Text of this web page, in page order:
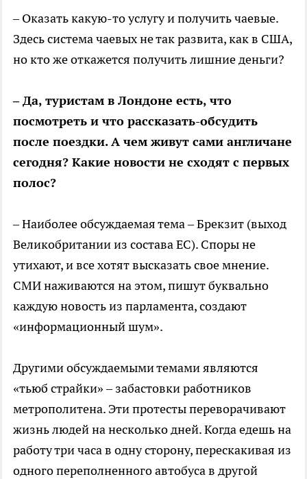
– Оказать какую-то услугу и получить чаевые.
Здесь система чаевых не так развита, как в США,
но кто же откажется получить лишние деньги?
– Да, туристам в Лондоне есть, что
посмотреть и что рассказать-обсудить
после поездки. А чем живут сами англичане
сегодня? Какие новости не сходят с первых
полос?
– Наиболее обсуждаемая тема – Брекзит (выход
Великобритании из состава ЕС). Споры не
утихают, и все хотят высказать свое мнение.
СМИ наживаются на этом, пишут буквально
каждую новость из парламента, создают
«информационный шум».
Другими обсуждаемыми темами являются
«тьюб страйки» – забастовки работников
метрополитена. Эти протесты переворачивают
жизнь людей на несколько дней. Когда едешь на
работу три часа в одну сторону, перескакивая из
одного переполненного автобуса в другой